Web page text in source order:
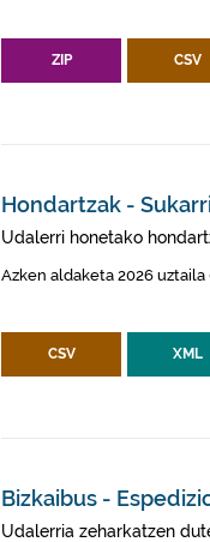
ZIP CSV
Hondartzak -
Udalerri honetako
Azken aldaketa 2026 uztaila
CSV XML
Bizkaibus -
Udalerria zeharkatzen